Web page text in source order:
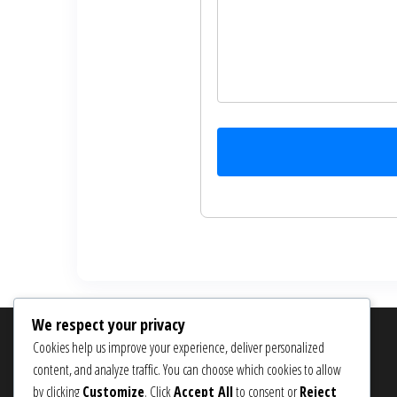
SÖK
Search
We respect your privacy
Cookies help us improve your experience, deliver personalized
content, and analyze traffic. You can choose which cookies to allow
by clickingCustomize. ClickAccept Allto consent orReject